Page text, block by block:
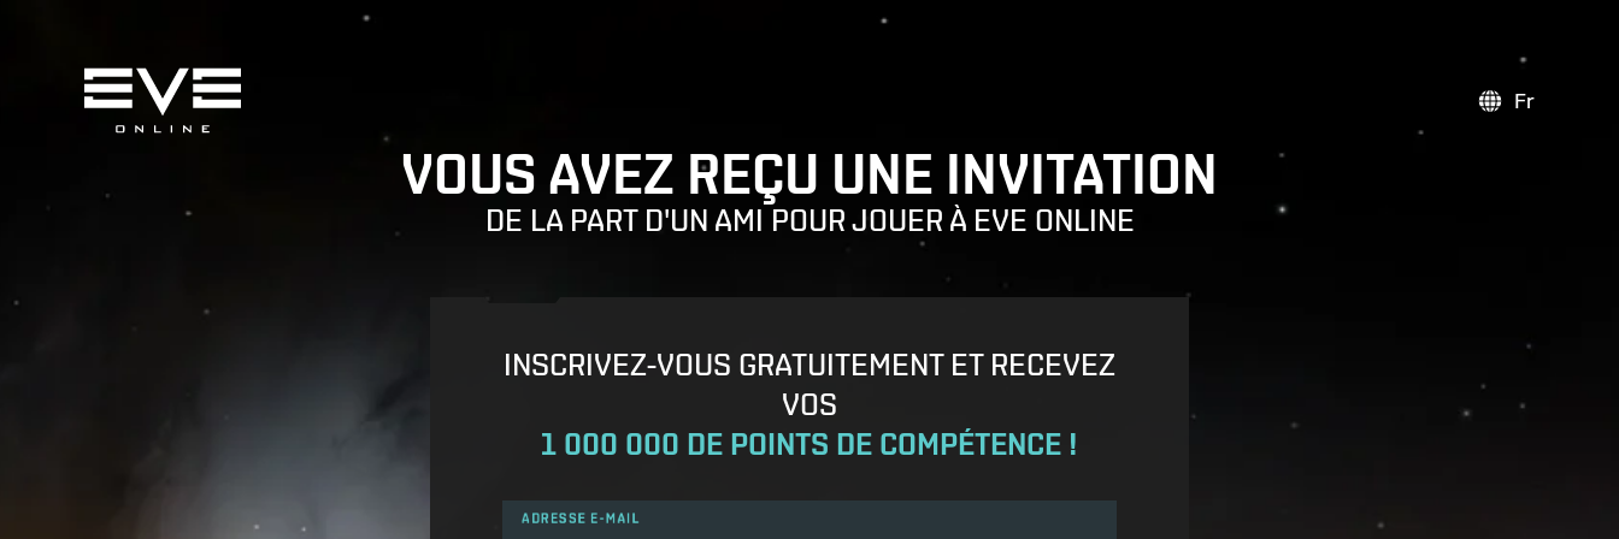
Fr
VOUS AVEZ REÇU UNE INVITATION
DE LA PART D'UN AMI POUR JOUER À EVE ONLINE
INSCRIVEZ-VOUS GRATUITEMENT ET RECEVEZ
VOS
1 000 000 DE POINTS DE COMPÉTENCE !
ADRESSE E-MAIL